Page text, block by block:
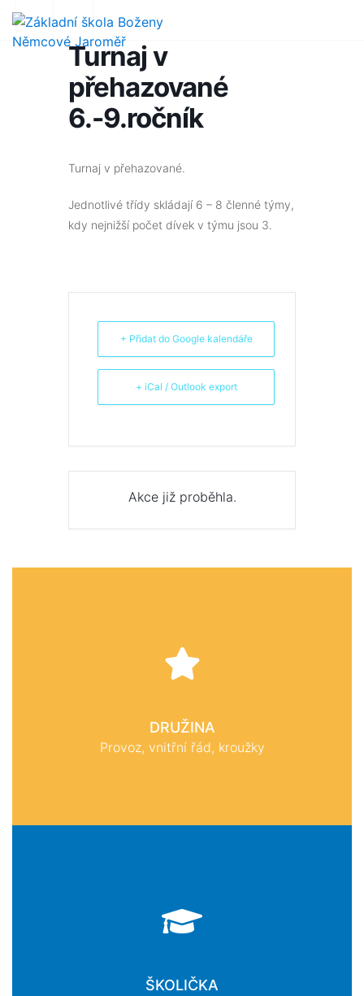
Turnaj v
přehazované
6.-9.ročník
Turnaj v přehazované.
Jednotlivé třídy skládají 6 – 8 členné týmy,
kdy nejnižší počet dívek v týmu jsou 3.
+ Přidat do Google kalendáře
+ iCal / Outlook export
Akce již proběhla.
DRUŽINA
Provoz, vnitřní řád, kroužky
ŠKOLIČKA